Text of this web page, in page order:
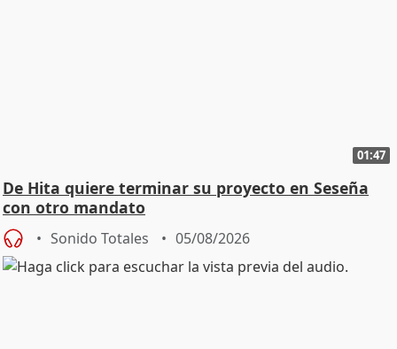
01:47
De Hita quiere terminar su proyecto en Seseña
con otro mandato
Sonido Totales 05/08/2026